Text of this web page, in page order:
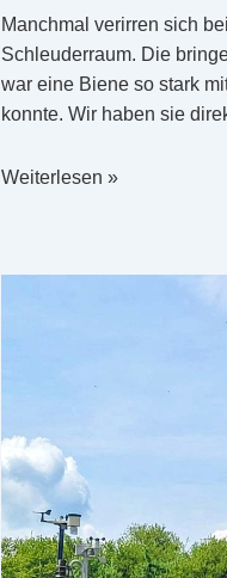
Manchmal verirren sich
Schleuderraum. Die
war eine Biene so stark
konnte. Wir haben sie
Hilfe
Weiterlesen »